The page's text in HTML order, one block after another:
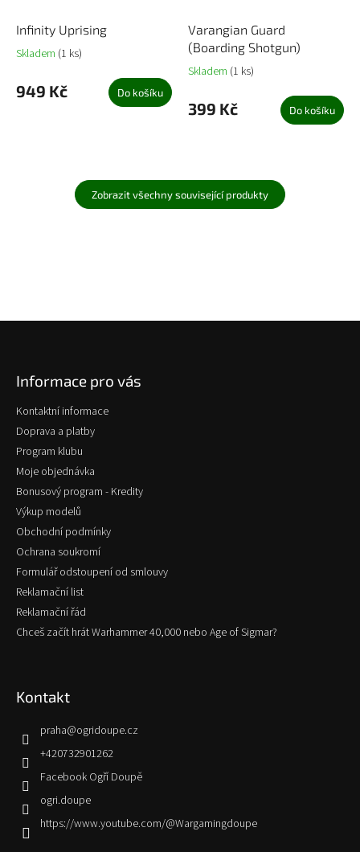
Infinity Uprising
Skladem (1 ks)
949 Kč Do košíku
Varangian Guard
(Boarding Shotgun)
Skladem (1 ks)
399 Kč Do košíku
Zobrazit všechny související produkty
Informace pro vás
Kontaktní informace
Doprava a platby
Program klubu
Moje objednávka
Bonusový program - Kredity
Výkup modelů
Obchodní podmínky
Ochrana soukromí
Formulář odstoupení od smlouvy
Reklamační list
Reklamační řád
Chceš začít hrát Warhammer 40,000 nebo Age of Sigmar?
Kontakt
praha@ogridoupe.cz
+420732901262
Facebook Ogří Doupě
ogri.doupe
https://www.youtube.com/@Wargamingdoupe